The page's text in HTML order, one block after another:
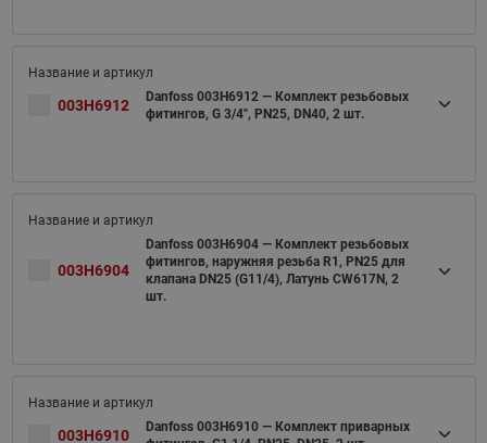
003H6912
Danfoss 003H6912 — Комплект резьбовых
фитингов, G 3/4", PN25, DN40, 2 шт.
003H6904
Danfoss 003H6904 — Комплект резьбовых
фитингов, наружняя резьба R1, PN25 для
клапана DN25 (G11/4), Латунь CW617N, 2
шт.
003H6910
Danfoss 003H6910 — Комплект приварных